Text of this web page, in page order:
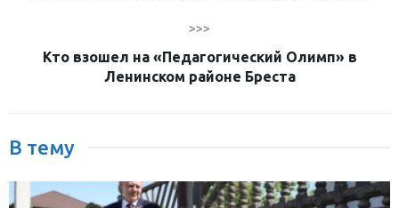
>>>
Кто взошел на «Педагогический Олимп» в
Ленинском районе Бреста
В тему